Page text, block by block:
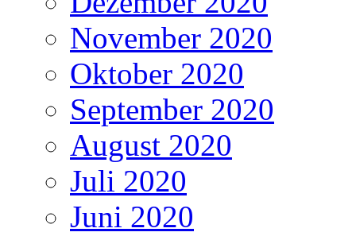
November 2020
Oktober 2020
September 2020
August 2020
Juli 2020
Juni 2020